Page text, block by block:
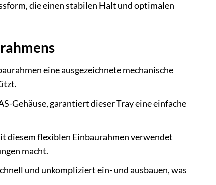
die einen stabilen Halt und optimalen
eine ausgezeichnete mechanische
Gehäuse, garantiert dieser Tray eine einfache
diesem flexiblen Einbaurahmen verwendet
macht.
und unkompliziert ein- und ausbauen, was